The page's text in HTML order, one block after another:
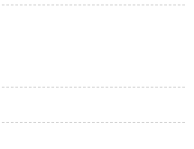
う！？？？？